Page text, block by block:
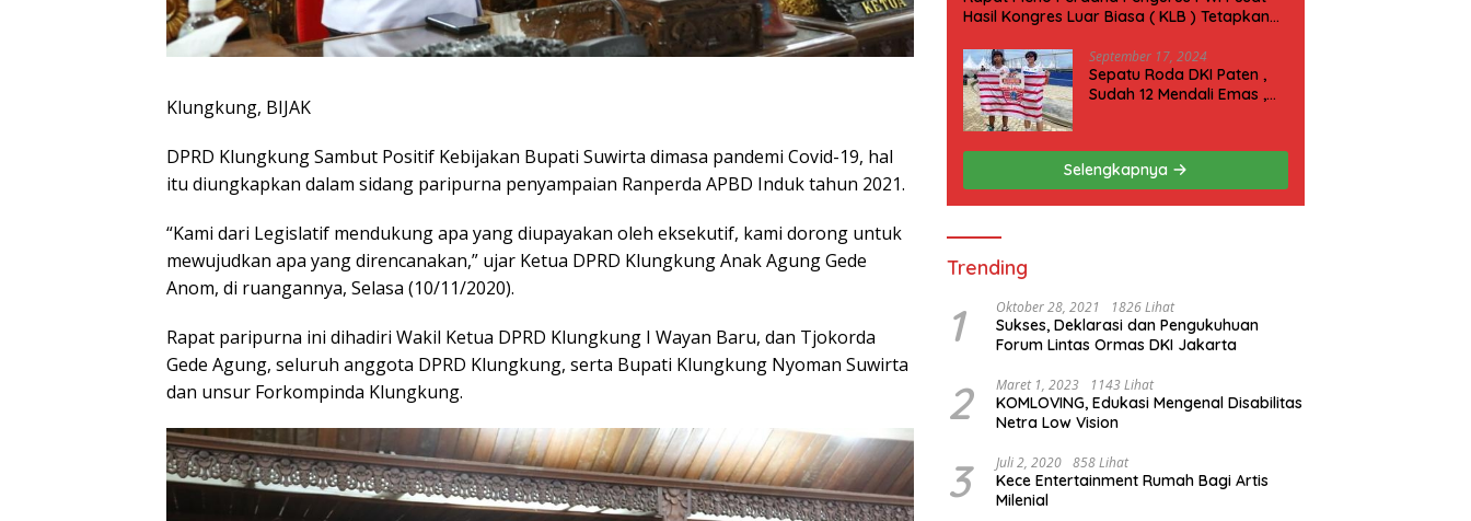
Klungkung, BIJAK
DPRD Klungkung Sambut Positif Kebijakan Bupati Suwirta dimasa pandemi Covid-19, hal
itu diungkapkan dalam sidang paripurna penyampaian Ranperda APBD Induk tahun 2021.
“Kami dari Legislatif mendukung apa yang diupayakan oleh eksekutif, kami dorong untuk
mewujudkan apa yang direncanakan,” ujar Ketua DPRD Klungkung Anak Agung Gede
Anom, di ruangannya, Selasa (10/11/2020).
Rapat paripurna ini dihadiri Wakil Ketua DPRD Klungkung I Wayan Baru, dan Tjokorda
Gede Agung, seluruh anggota DPRD Klungkung, serta Bupati Klungkung Nyoman Suwirta
dan unsur Forkompinda Klungkung.
Hasil Kongres Luar Biasa ( KLB ) Tetapkan
September 17, 2024
Sepatu Roda DKI Paten ,
Sudah 12 Mendali Emas ,
Selengkapnya
Trending
1 Oktober 28, 2021 1826 Lihat
Sukses, Deklarasi dan Pengukuhuan
Forum Lintas Ormas DKI Jakarta
2 Maret 1, 2023 1143 Lihat
KOMLOVING, Edukasi Mengenal Disabilitas
Netra Low Vision
3 Juli 2, 2020 858 Lihat
Kece Entertainment Rumah Bagi Artis
Milenial